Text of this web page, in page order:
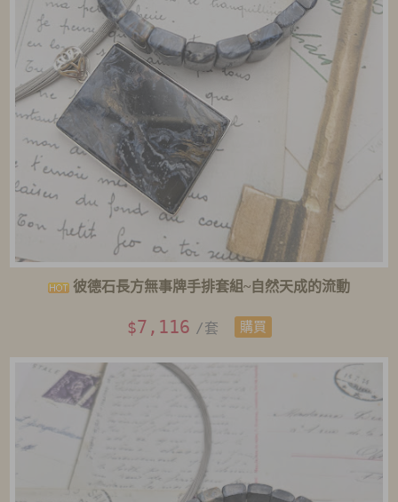
彼德石長方無事牌手排套組~自然天成的流動
$7,116 /套 購買